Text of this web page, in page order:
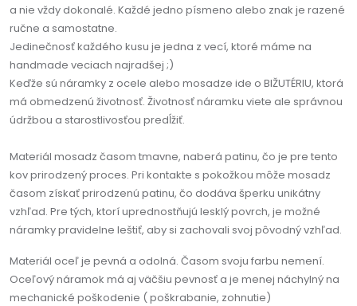
a nie vždy dokonalé. Každé jedno písmeno alebo znak je razené
ručne a samostatne.
Jedinečnosť každého kusu je jedna z vecí, ktoré máme na
handmade veciach najradšej ;)
Keďže sú náramky z ocele alebo mosadze ide o BIŽUTÉRIU, ktorá
má obmedzenú životnosť. Životnosť náramku viete ale správnou
údržbou a starostlivosťou predĺžiť.
Materiál mosadz časom tmavne, naberá patinu, čo je pre tento
kov prirodzený proces. Pri kontakte s pokožkou môže mosadz
časom získať prirodzenú patinu, čo dodáva šperku unikátny
vzhľad. Pre tých, ktorí uprednostňujú lesklý povrch, je možné
náramky pravidelne leštiť, aby si zachovali svoj pôvodný vzhľad.
Materiál oceľ je pevná a odolná. Časom svoju farbu nemení.
Oceľový náramok má aj väčšiu pevnosť a je menej náchylný na
mechanické poškodenie ( poškrabanie, zohnutie)